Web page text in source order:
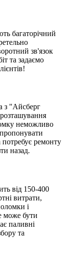
багаторічний
зв'язок
та задаємо
з "Айсберг
неможливо
потребує ремонту
назад.
від 150-400
витрати,
і
може бути
паливні
та